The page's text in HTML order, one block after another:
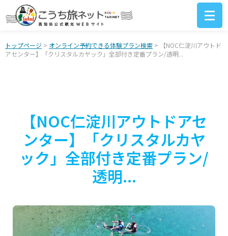
トップページ > オンライン予約できる体験プラン検索 > 【NOC仁淀川アウトド
アセンター】「クリスタルカヤック」全部付き定番プラン/透明...
【NOC仁淀川アウトドアセ
ンター】「クリスタルカヤ
ック」全部付き定番プラン/
透明...